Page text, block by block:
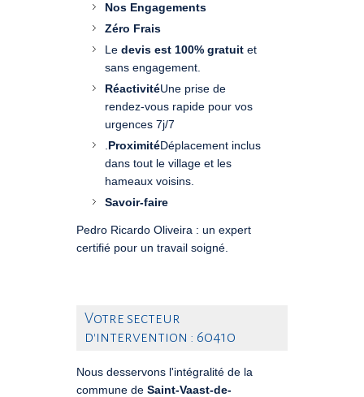
Nos Engagements
Zéro Frais
Le devis est 100% gratuit et
sans engagement.
RéactivitéUne prise de
rendez-vous rapide pour vos
urgences 7j/7
.ProximitéDéplacement inclus
dans tout le village et les
hameaux voisins.
Savoir-faire
Pedro Ricardo Oliveira : un expert
certifié pour un travail soigné.
Votre secteur
d'intervention : 60410
Nous desservons l'intégralité de la
commune de Saint-Vaast-de-